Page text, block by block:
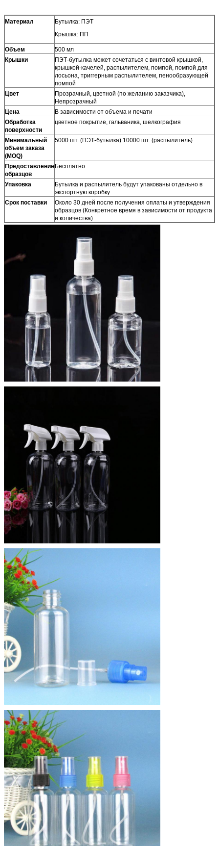
Материал
Бутылка: ПЭТ
Крышка: ПП
Объем
500 мл
Крышки
ПЭТ-бутылка может сочетаться с винтовой крышкой,
крышкой-качелей, распылителем, помпой, помпой для
лосьона, триггерным распылителем, пенообразующей
помпой
Цвет
Прозрачный, цветной (по желанию заказчика),
Непрозрачный
Цена
В зависимости от объема и печати
Обработка
поверхности
цветное покрытие, гальваника, шелкография
Минимальный
объем заказа
(MOQ)
5000 шт. (ПЭТ-бутылка) 10000 шт. (распылитель)
Предоставление
образцов
Бесплатно
Упаковка
Бутылка и распылитель будут упакованы отдельно в
экспортную коробку
Срок поставки
Около 30 дней после получения оплаты и утверждения
образцов (Конкретное время в зависимости от продукта
и количества)